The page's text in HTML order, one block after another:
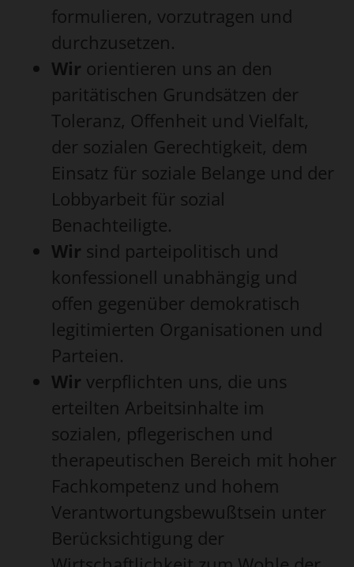
formulieren, vorzutragen und
durchzusetzen.
Wir orientieren uns an den
paritätischen Grundsätzen der
Toleranz, Offenheit und Vielfalt,
der sozialen Gerechtigkeit, dem
Einsatz für soziale Belange und der
Lobbyarbeit für sozial
Benachteiligte.
Wir sind parteipolitisch und
konfessionell unabhängig und
offen gegenüber demokratisch
legitimierten Organisationen und
Parteien.
Wir verpflichten uns, die uns
erteilten Arbeitsinhalte im
sozialen, pflegerischen und
therapeutischen Bereich mit hoher
Fachkompetenz und hohem
Verantwortungsbewußtsein unter
Berücksichtigung der